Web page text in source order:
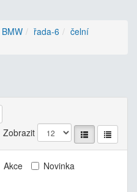
BMW řada-6
čelní
Zobrazit
Akce
Novinka